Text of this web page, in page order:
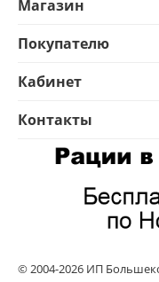
Магазин
Покупателю
Кабинет
Контакты
© 2004-2026 ИП